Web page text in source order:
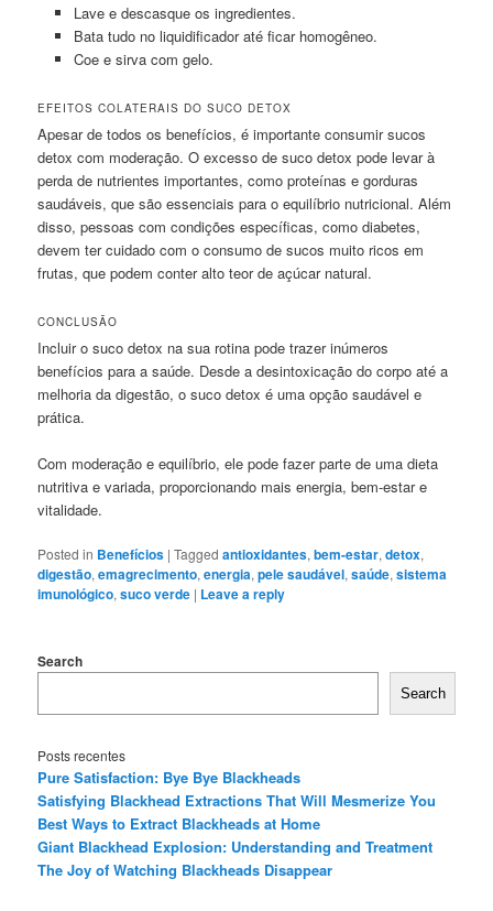
Lave e descasque os ingredientes.
Bata tudo no liquidificador até ficar homogêneo.
Coe e sirva com gelo.
EFEITOS COLATERAIS DO SUCO DETOX
Apesar de todos os benefícios, é importante consumir sucos
detox com moderação. O excesso de suco detox pode levar à
perda de nutrientes importantes, como proteínas e gorduras
saudáveis, que são essenciais para o equilíbrio nutricional. Além
disso, pessoas com condições específicas, como diabetes,
devem ter cuidado com o consumo de sucos muito ricos em
frutas, que podem conter alto teor de açúcar natural.
CONCLUSÃO
Incluir o suco detox na sua rotina pode trazer inúmeros
benefícios para a saúde. Desde a desintoxicação do corpo até a
melhoria da digestão, o suco detox é uma opção saudável e
prática.
Com moderação e equilíbrio, ele pode fazer parte de uma dieta
nutritiva e variada, proporcionando mais energia, bem-estar e
vitalidade.
Posted in Benefícios |Tagged antioxidantes,bem-estar,detox,
digestão,emagrecimento,energia,pele saudável,saúde,sistema
imunológico,suco verde | Leave a reply
Search
Search
Posts recentes
Pure Satisfaction: Bye Bye Blackheads
Satisfying Blackhead Extractions That Will Mesmerize You
Best Ways to Extract Blackheads at Home
Giant Blackhead Explosion: Understanding and Treatment
The Joy of Watching Blackheads Disappear